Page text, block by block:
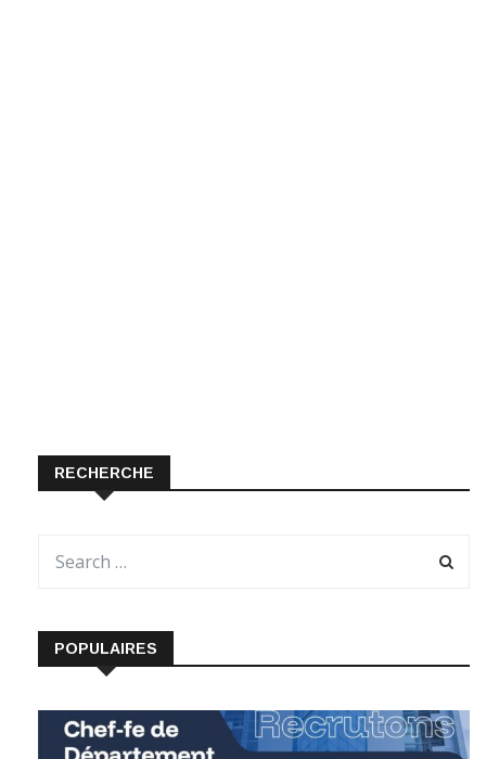
RECHERCHE
POPULAIRES